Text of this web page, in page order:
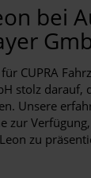
bei
CUPRA
stolz darauf,
Unsere
zur
zu